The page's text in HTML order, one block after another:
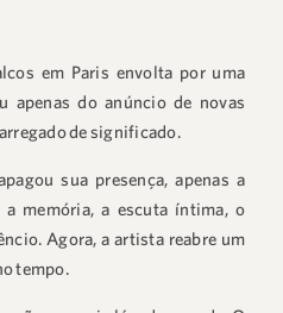
em Paris envolta por uma
apenas do anúncio de novas
de significado.
sua presença, apenas a
memória, a escuta íntima, o
Agora, a artista reabre um
tempo.